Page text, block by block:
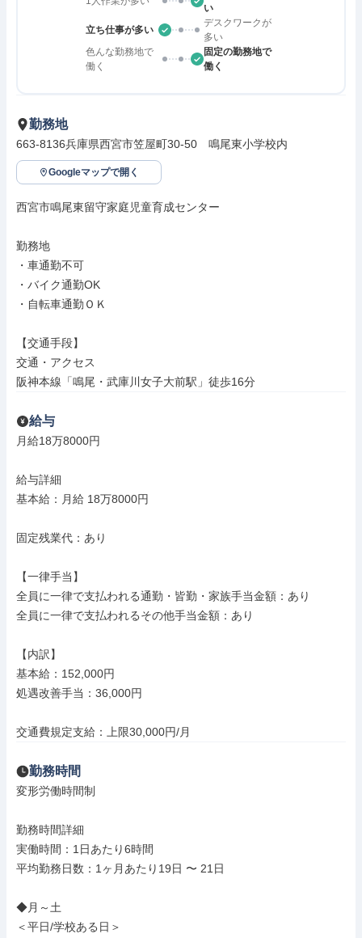
い
立ち仕事が多い
デスクワークが
多い
色んな勤務地で
働く
固定の勤務地で
働く
勤務地
663-8136兵庫県西宮市笠屋町30-50　鳴尾東小学校内
Googleマップで開く
西宮市鳴尾東留守家庭児童育成センター
勤務地
・車通勤不可
・バイク通勤OK
・自転車通勤ＯＫ
【交通手段】
交通・アクセス
阪神本線「鳴尾・武庫川女子大前駅」徒歩16分
給与
月給18万8000円
給与詳細
基本給：月給 18万8000円
固定残業代：あり
【一律手当】
全員に一律で支払われる通勤・皆勤・家族手当金額：あり
全員に一律で支払われるその他手当金額：あり
【内訳】
基本給：152,000円
処遇改善手当：36,000円
交通費規定支給：上限30,000円/月
勤務時間
変形労働時間制
勤務時間詳細
実働時間：1日あたり6時間
平均勤務日数：1ヶ月あたり19日 〜 21日
◆月～土
＜平日/学校ある日＞